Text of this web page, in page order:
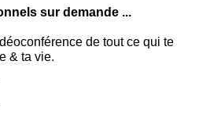
sur demande ...
de tout ce qui te
& ta vie.